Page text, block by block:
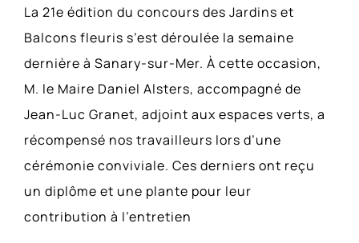
La 21e édition du concours des Jardins et
Balcons fleuris s’est déroulée la semaine
dernière à Sanary-sur-Mer. À cette occasion,
M. le Maire Daniel Alsters, accompagné de
Jean-Luc Granet, adjoint aux espaces verts, a
récompensé nos travailleurs lors d’une
cérémonie conviviale. Ces derniers ont reçu
un diplôme et une plante pour leur
contribution à l’entretien